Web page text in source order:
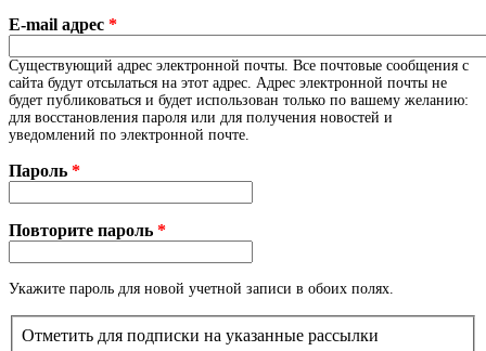
E-mail адрес *
Существующий адрес электронной почты. Все почтовые сообщения с
сайта будут отсылаться на этот адрес. Адрес электронной почты не
будет публиковаться и будет использован только по вашему желанию:
для восстановления пароля или для получения новостей и
уведомлений по электронной почте.
Пароль *
Повторите пароль *
Укажите пароль для новой учетной записи в обоих полях.
Отметить для подписки на указанные рассылки